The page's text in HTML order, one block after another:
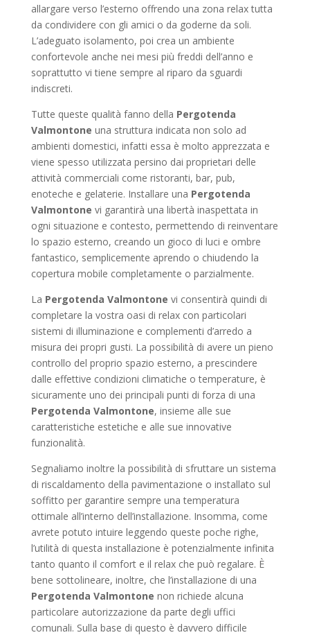
allargare verso l’esterno offrendo una zona relax tutta
da condividere con gli amici o da goderne da soli.
L’adeguato isolamento, poi crea un ambiente
confortevole anche nei mesi più freddi dell’anno e
soprattutto vi tiene sempre al riparo da sguardi
indiscreti.
Tutte queste qualità fanno della Pergotenda
Valmontone una struttura indicata non solo ad
ambienti domestici, infatti essa è molto apprezzata e
viene spesso utilizzata persino dai proprietari delle
attività commerciali come ristoranti, bar, pub,
enoteche e gelaterie. Installare una Pergotenda
Valmontone vi garantirà una libertà inaspettata in
ogni situazione e contesto, permettendo di reinventare
lo spazio esterno, creando un gioco di luci e ombre
fantastico, semplicemente aprendo o chiudendo la
copertura mobile completamente o parzialmente.
La Pergotenda Valmontone vi consentirà quindi di
completare la vostra oasi di relax con particolari
sistemi di illuminazione e complementi d’arredo a
misura dei propri gusti. La possibilità di avere un pieno
controllo del proprio spazio esterno, a prescindere
dalle effettive condizioni climatiche o temperature, è
sicuramente uno dei principali punti di forza di una
Pergotenda Valmontone, insieme alle sue
caratteristiche estetiche e alle sue innovative
funzionalità.
Segnaliamo inoltre la possibilità di sfruttare un sistema
di riscaldamento della pavimentazione o installato sul
soffitto per garantire sempre una temperatura
ottimale all’interno dell’installazione. Insomma, come
avrete potuto intuire leggendo queste poche righe,
l’utilità di questa installazione è potenzialmente infinita
tanto quanto il comfort e il relax che può regalare. È
bene sottolineare, inoltre, che l’installazione di una
Pergotenda Valmontone non richiede alcuna
particolare autorizzazione da parte degli uffici
comunali. Sulla base di questo è davvero difficile